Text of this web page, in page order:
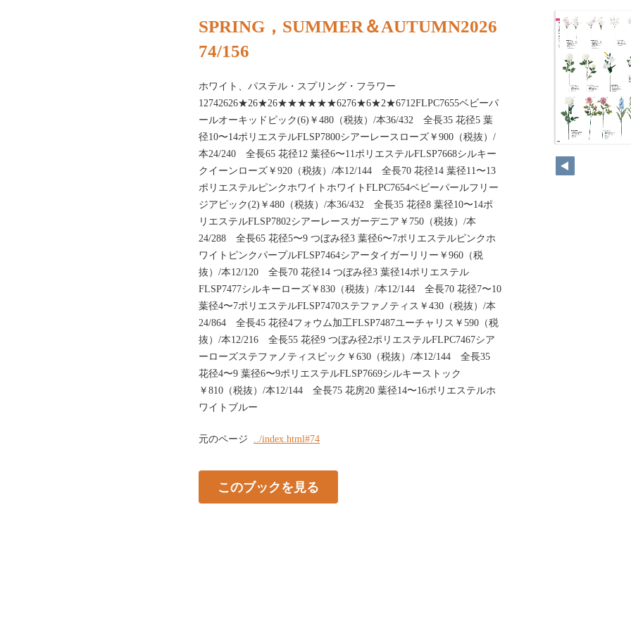
74
SPRING，SUMMER＆AUTUMN2026
74/156
ホワイト、パステル・スプリング・フラワー
12742626★26★26★★★★★★6276★6★2★6712FLPC7655ベビーパ
ールオーキッドピック(6)￥480（税抜）/本36/432 全長35 花径5 葉
径10〜14ポリエステルFLSP7800シアーレースローズ￥900（税抜）/
本24/240 全長65 花径12 葉径6〜11ポリエステルFLSP7668シルキー
クイーンローズ￥920（税抜）/本12/144 全長70 花径14 葉径11〜13
ポリエステルピンクホワイトホワイトFLPC7654ベビーパールフリー
ジアピック(2)￥480（税抜）/本36/432 全長35 花径8 葉径10〜14ポ
リエステルFLSP7802シアーレースガーデニア￥750（税抜）/本
24/288 全長65 花径5〜9 つぼみ径3 葉径6〜7ポリエステルピンクホ
ワイトピンクパープルFLSP7464シアータイガーリリー￥960（税
抜）/本12/120 全長70 花径14 つぼみ径3 葉径14ポリエステル
FLSP7477シルキーローズ￥830（税抜）/本12/144 全長70 花径7〜10
葉径4〜7ポリエステルFLSP7470ステファノティス￥430（税抜）/本
24/864 全長45 花径4フォウム加工FLSP7487ユーチャリス￥590（税
抜）/本12/216 全長55 花径9 つぼみ径2ポリエステルFLPC7467シア
ーローズステファノティスピック￥630（税抜）/本12/144 全長35
花径4〜9 葉径6〜9ポリエステルFLSP7669シルキーストック
￥810（税抜）/本12/144 全長75 花房20 葉径14〜16ポリエステルホ
ワイトブルー
元のページ ../index.html#74
このブックを見る